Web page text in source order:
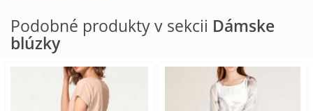
Podobné produkty v sekcii Dámske
blúzky